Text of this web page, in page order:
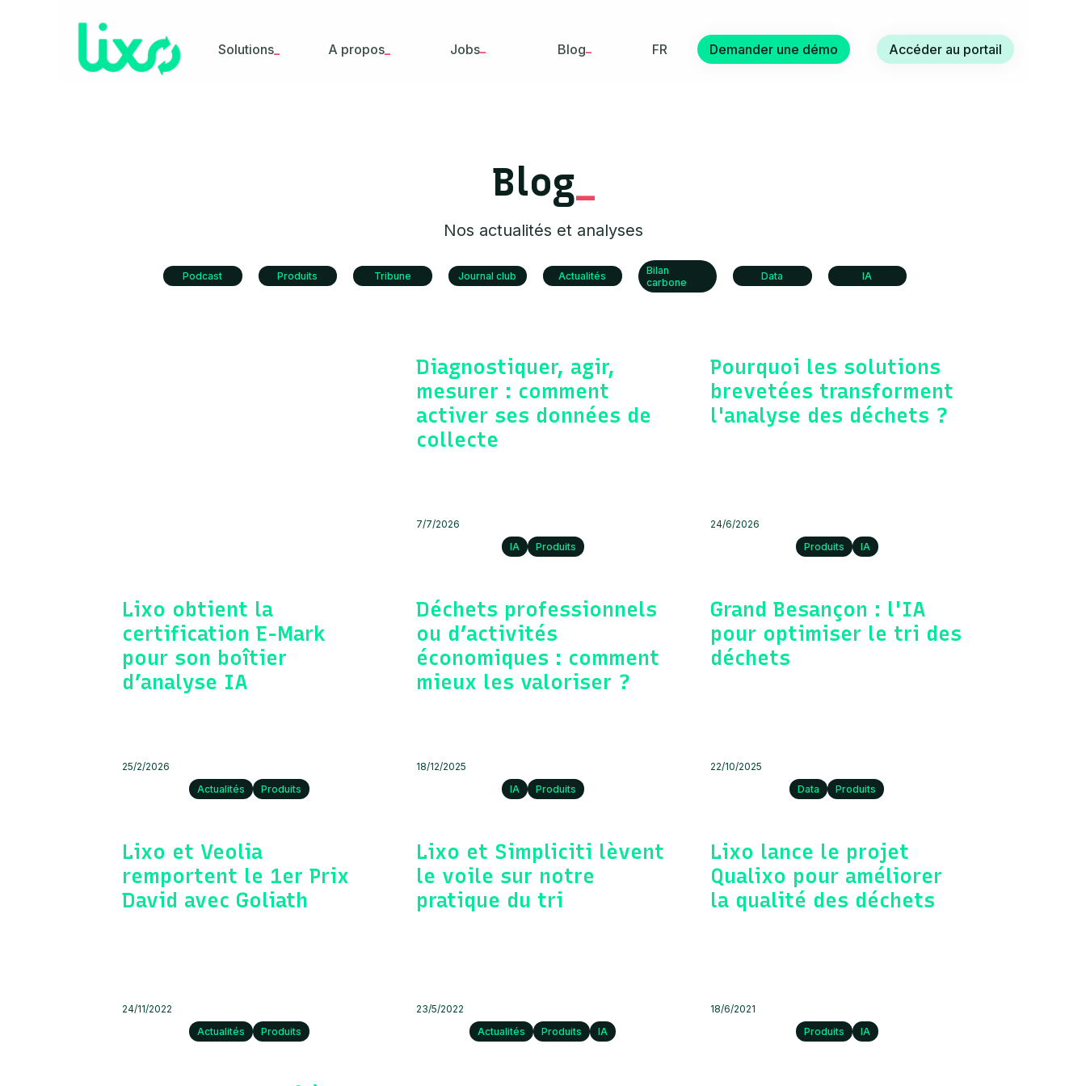
Solutions A propos Jobs_ Blog FR Demander une démo Accéder au portail
Blog
Nos actualités et analyses
Podcast Produits Tribune Journal club Actualités
Bilan
carbone
Data IA
Diagnostiquer, agir,
mesurer : comment
activer ses données de
collecte
7/7/2026
IA
Produits
Pourquoi les solutions
brevetées transforment
l'analyse des déchets ?
24/6/2026
Produits
IA
Lixo obtient la
certification E-Mark
pour son boîtier
d’analyse IA
25/2/2026
Actualités
Produits
Déchets professionnels
ou d’activités
économiques : comment
mieux les valoriser ?
18/12/2025
IA
Produits
Grand Besançon : l'IA
pour optimiser le tri des
déchets
22/10/2025
Data
Produits
Lixo et Veolia
remportent le 1er Prix
David avec Goliath
24/11/2022
Actualités
Produits
Lixo et Simpliciti lèvent
le voile sur notre
pratique du tri
23/5/2022
Actualités
Produits IA
Lixo lance le projet
Qualixo pour améliorer
la qualité des déchets
18/6/2021
Produits
IA